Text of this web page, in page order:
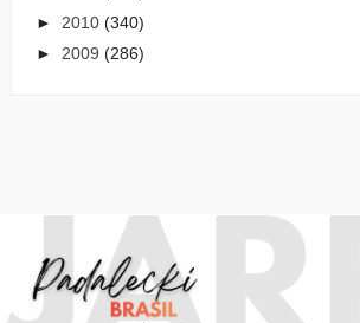
► 2010 (340)
► 2009 (286)